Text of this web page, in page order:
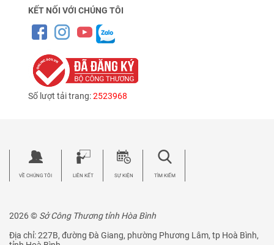
KẾT NỐI VỚI CHÚNG TÔI
Số lượt tải trang:2523968
2026 © Sở Công Thương tỉnh Hòa Bình
Địa chỉ: 227B, đường Đà Giang, phường Phương Lâm, tp Hoà Bình,
VỀ CHÚNG TÔI LIÊN KẾT SỰ KIỆN TÌM KIẾM